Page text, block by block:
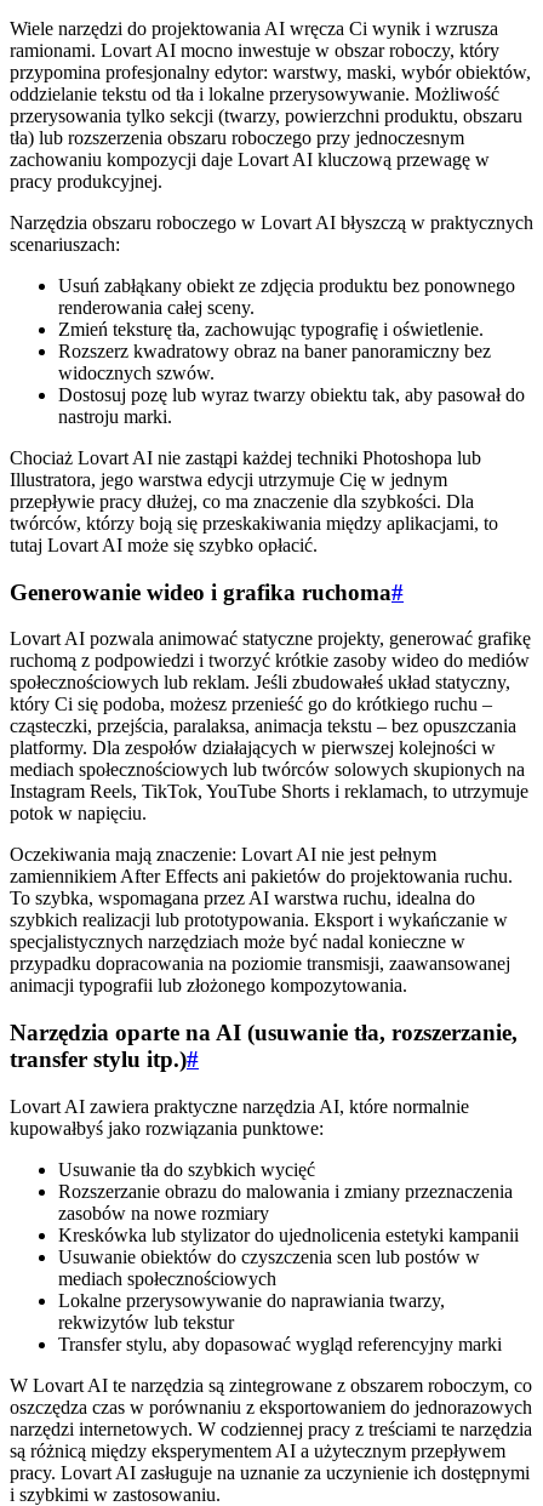
Wiele narzędzi do projektowania AI wręcza Ci wynik i wzrusza
ramionami. Lovart AI mocno inwestuje w obszar roboczy, który
przypomina profesjonalny edytor: warstwy, maski, wybór obiektów,
oddzielanie tekstu od tła i lokalne przerysowywanie. Możliwość
przerysowania tylko sekcji (twarzy, powierzchni produktu, obszaru
tła) lub rozszerzenia obszaru roboczego przy jednoczesnym
zachowaniu kompozycji daje Lovart AI kluczową przewagę w
pracy produkcyjnej.
Narzędzia obszaru roboczego w Lovart AI błyszczą w praktycznych
scenariuszach:
Usuń zabłąkany obiekt ze zdjęcia produktu bez ponownego
renderowania całej sceny.
Zmień teksturę tła, zachowując typografię i oświetlenie.
Rozszerz kwadratowy obraz na baner panoramiczny bez
widocznych szwów.
Dostosuj pozę lub wyraz twarzy obiektu tak, aby pasował do
nastroju marki.
Chociaż Lovart AI nie zastąpi każdej techniki Photoshopa lub
Illustratora, jego warstwa edycji utrzymuje Cię w jednym
przepływie pracy dłużej, co ma znaczenie dla szybkości. Dla
twórców, którzy boją się przeskakiwania między aplikacjami, to
tutaj Lovart AI może się szybko opłacić.
Generowanie wideo i grafika ruchoma#
Lovart AI pozwala animować statyczne projekty, generować grafikę
ruchomą z podpowiedzi i tworzyć krótkie zasoby wideo do mediów
społecznościowych lub reklam. Jeśli zbudowałeś układ statyczny,
który Ci się podoba, możesz przenieść go do krótkiego ruchu –
cząsteczki, przejścia, paralaksa, animacja tekstu – bez opuszczania
platformy. Dla zespołów działających w pierwszej kolejności w
mediach społecznościowych lub twórców solowych skupionych na
Instagram Reels, TikTok, YouTube Shorts i reklamach, to utrzymuje
potok w napięciu.
Oczekiwania mają znaczenie: Lovart AI nie jest pełnym
zamiennikiem After Effects ani pakietów do projektowania ruchu.
To szybka, wspomagana przez AI warstwa ruchu, idealna do
szybkich realizacji lub prototypowania. Eksport i wykańczanie w
specjalistycznych narzędziach może być nadal konieczne w
przypadku dopracowania na poziomie transmisji, zaawansowanej
animacji typografii lub złożonego kompozytowania.
Narzędzia oparte na AI (usuwanie tła, rozszerzanie,
transfer stylu itp.)#
Lovart AI zawiera praktyczne narzędzia AI, które normalnie
kupowałbyś jako rozwiązania punktowe:
Usuwanie tła do szybkich wycięć
Rozszerzanie obrazu do malowania i zmiany przeznaczenia
zasobów na nowe rozmiary
Kreskówka lub stylizator do ujednolicenia estetyki kampanii
Usuwanie obiektów do czyszczenia scen lub postów w
mediach społecznościowych
Lokalne przerysowywanie do naprawiania twarzy,
rekwizytów lub tekstur
Transfer stylu, aby dopasować wygląd referencyjny marki
W Lovart AI te narzędzia są zintegrowane z obszarem roboczym, co
oszczędza czas w porównaniu z eksportowaniem do jednorazowych
narzędzi internetowych. W codziennej pracy z treściami te narzędzia
są różnicą między eksperymentem AI a użytecznym przepływem
pracy. Lovart AI zasługuje na uznanie za uczynienie ich dostępnymi
i szybkimi w zastosowaniu.